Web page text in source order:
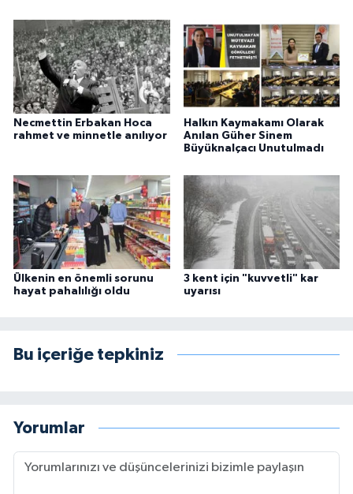
Necmettin Erbakan Hoca
rahmet ve minnetle anılıyor
Halkın Kaymakamı Olarak
Anılan Güher Sinem
Büyüknalçacı Unutulmadı
Ülkenin en önemli sorunu
hayat pahalılığı oldu
3 kent için "kuvvetli" kar
uyarısı
Bu içeriğe tepkiniz
Yorumlar